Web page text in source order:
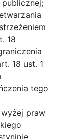
publicznej;
18
18 ust. 1
tego
praw